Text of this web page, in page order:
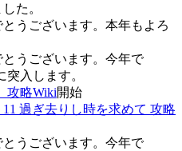
た。
うございます。本年もよろ
うございます。今年で
突入します。
攻略Wiki開始
11 過ぎ去りし時を求めて 攻略
うございます。今年で